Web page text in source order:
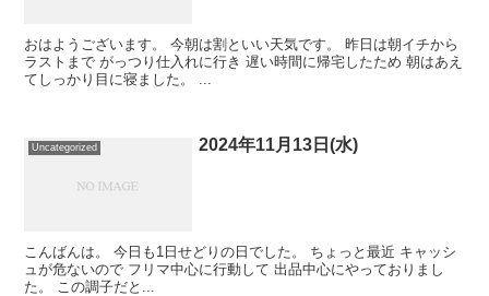
おはようございます。 今朝は割といい天気です。 昨日は朝イチから
ラストまで がっつり仕入れに行き 遅い時間に帰宅したため 朝はあえ
てしっかり目に寝ました。 ...
Uncategorized 2024年11月13日(水)
こんばんは。 今日も1日せどりの日でした。 ちょっと最近 キャッシ
ュが危ないので フリマ中心に行動して 出品中心にやっておりまし
た。 この調子だと...